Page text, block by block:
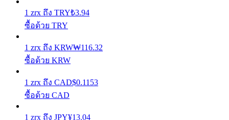
Launchpool
การเซ้งแบบยืดหยุ่นเพื่อรับโทเคนยอดนิยม
1 zrx ถึง TRY₺3.94
ซื้อด้วย TRY
1 zrx ถึง KRW₩116.32
ซื้อด้วย KRW
1 zrx ถึง CAD$0.1153
ซื้อด้วย CAD
1 zrx ถึง JPY¥13.04